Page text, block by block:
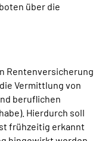
über die
Rentenversicherung
Vermittlung von
beruflichen
Hierdurch soll
frühzeitig erkannt